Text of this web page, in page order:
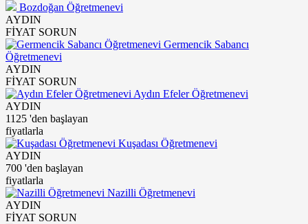
Bozdoğan Öğretmenevi
AYDIN
FİYAT SORUN
Germencik Sabancı
Öğretmenevi
AYDIN
FİYAT SORUN
Aydın Efeler Öğretmenevi
AYDIN
1125 'den başlayan
fiyatlarla
Kuşadası Öğretmenevi
AYDIN
700 'den başlayan
fiyatlarla
Nazilli Öğretmenevi
AYDIN
FİYAT SORUN